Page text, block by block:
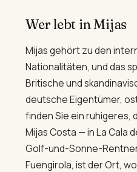
Wer lebt in Mijas
Mijas gehört zu den
Nationalitäten, und das
Britische und
deutsche Eigentümer,
finden Sie ein ruhigeres,
Mijas Costa — in La Cala
Golf-und-Sonne-
Fuengirola, ist der Ort,